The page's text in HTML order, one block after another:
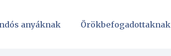
anyáknak Örökbefogadottaknak